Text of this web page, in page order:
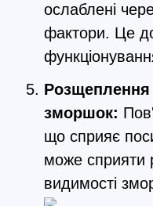
ослаблені
фактори. Це
Розщеплення
зморшок:
що сприяє
може сприяти
видимості